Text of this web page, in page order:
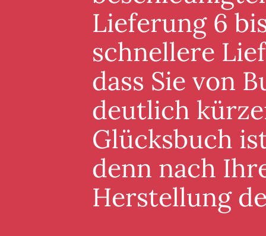
Lieferung 6
schnellere
dass Sie von
deutlich
Glücksbuch
denn nach
Herstellung